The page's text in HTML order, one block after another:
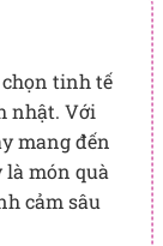
tinh tế
nhật. Với
mang đến
là món quà
cảm sâu